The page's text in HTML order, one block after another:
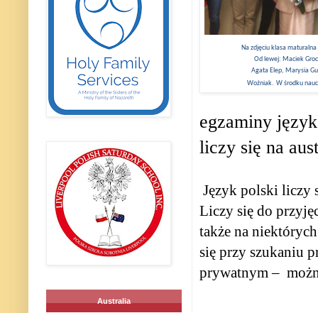
Na zdjęciu klasa
Od lewej: Maciek
Agata Elep, Marysia
Woźniak. W środku
egzaminy
liczy się na
Język polski liczy
Liczy się do
także na
się przy szukaniu
prywatnym –
Australia